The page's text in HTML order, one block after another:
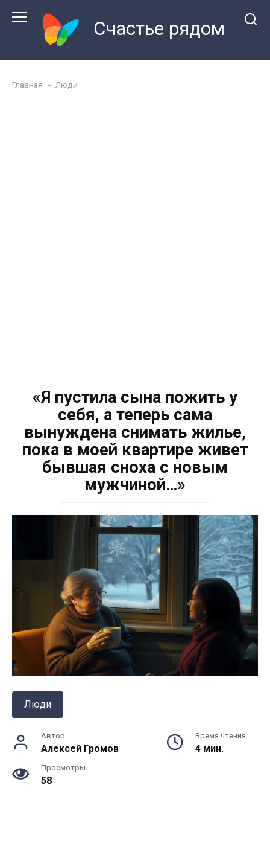
Счастье рядом
Главная » Люди
«Я пустила сына пожить у
себя, а теперь сама
вынуждена снимать жилье,
пока в моей квартире живет
бывшая сноха с новым
мужчиной…»
Люди
Автор
Алексей Громов
Время чтения
4 мин.
Просмотры
58